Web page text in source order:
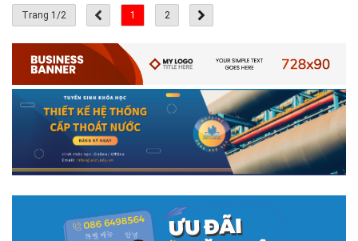
Trang 1/2 1 2
# 05.04.2025 | 17:16